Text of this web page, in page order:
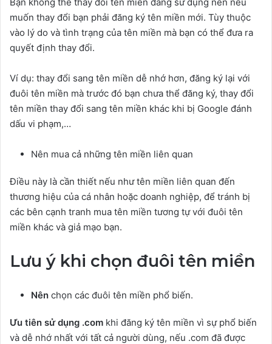
muốn thay đổi bạn phải đăng ký tên miền mới. Tùy thuộc
vào lý do và tình trạng của tên miền mà bạn có thể đưa ra
quyết định thay đổi.
Ví dụ: thay đổi sang tên miền dễ nhớ hơn, đăng ký lại với
đuôi tên miền mà trước đó bạn chưa thể đăng ký, thay đổi
tên miền thay đổi sang tên miền khác khi bị Google đánh
dấu vi phạm,…
Nên mua cả những tên miền liên quan
Điều này là cần thiết nếu như tên miền liên quan đến
thương hiệu của cá nhân hoặc doanh nghiệp, để tránh bị
các bên cạnh tranh mua tên miền tương tự với đuôi tên
miền khác và giả mạo bạn.
Lưu ý khi chọn đuôi tên miền
Nên chọn các đuôi tên miền phổ biến.
Ưu tiên sử dụng .com khi đăng ký tên miền vì sự phổ biến
và dễ nhớ nhất với tất cả người dùng, nếu .com đã được